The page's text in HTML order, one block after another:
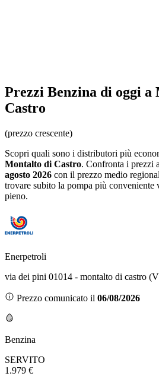
Prezzi Benzina di oggi a
Castro
(prezzo crescente)
Scopri quali sono i distributori più
Montalto di Castro. Confronta i prezzi
agosto 2026 con il prezzo medio
trovare subito la pompa più conveniente
pieno.
Enerpetroli
via dei pini 01014 - montalto di castro
Prezzo comunicato il 06/08/2026
Benzina
SERVITO
1.979 €